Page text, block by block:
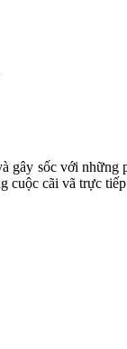
gây sốc với
cãi vã trực